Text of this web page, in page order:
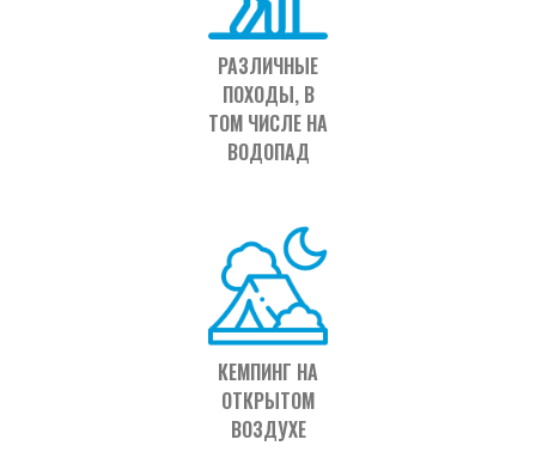
РАЗЛИЧНЫЕ
ПОХОДЫ, В
ТОМ ЧИСЛЕ НА
ВОДОПАД
КЕМПИНГ НА
ОТКРЫТОМ
ВОЗДУХЕ